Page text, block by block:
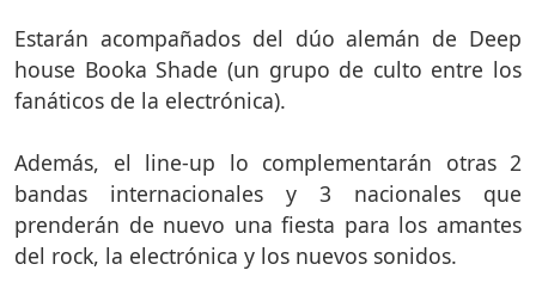
Estarán acompañados del dúo alemán de Deep
house Booka Shade (un grupo de culto entre los
fanáticos de la electrónica).
Además, el line-up lo complementarán otras 2
bandas internacionales y 3 nacionales que
prenderán de nuevo una fiesta para los amantes
del rock, la electrónica y los nuevos sonidos.